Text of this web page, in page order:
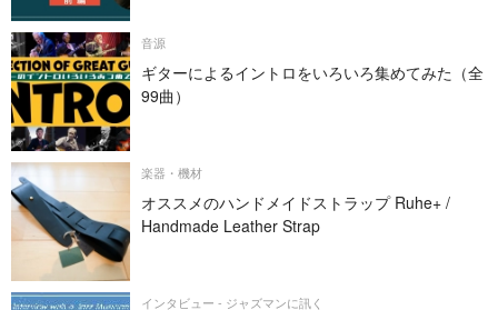
音源
ギターによるイントロをいろいろ集めてみた（全
99曲）
楽器・機材
オススメのハンドメイドストラップ Ruhe+ /
Handmade Leather Strap
インタビュー - ジャズマンに訊く